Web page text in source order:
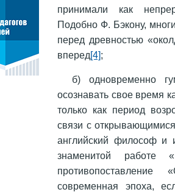
принимали как
Подобно Ф. Бэкону,
перед древностью
вперед[4];
б) одновременно
осознавать свое время
только как период
связи с
английский философ и
знаменитой работе
противопоставление
современная эпоха,